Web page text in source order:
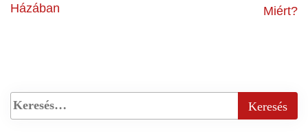
Házában
Miért?